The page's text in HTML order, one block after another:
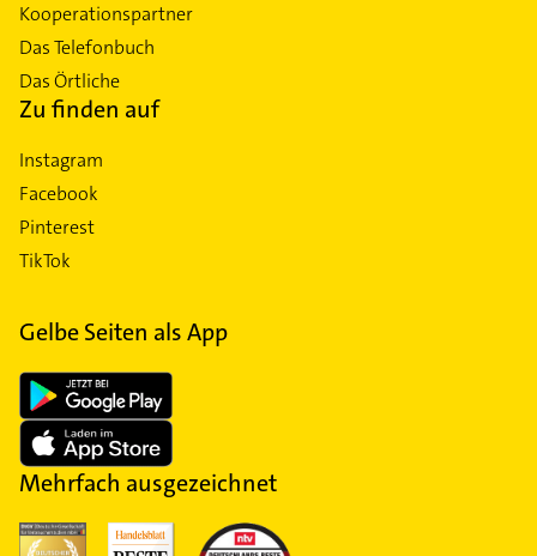
Kooperationspartner
Das Telefonbuch
Das Örtliche
Zu finden auf
Instagram
Facebook
Pinterest
TikTok
Gelbe Seiten als App
Mehrfach ausgezeichnet